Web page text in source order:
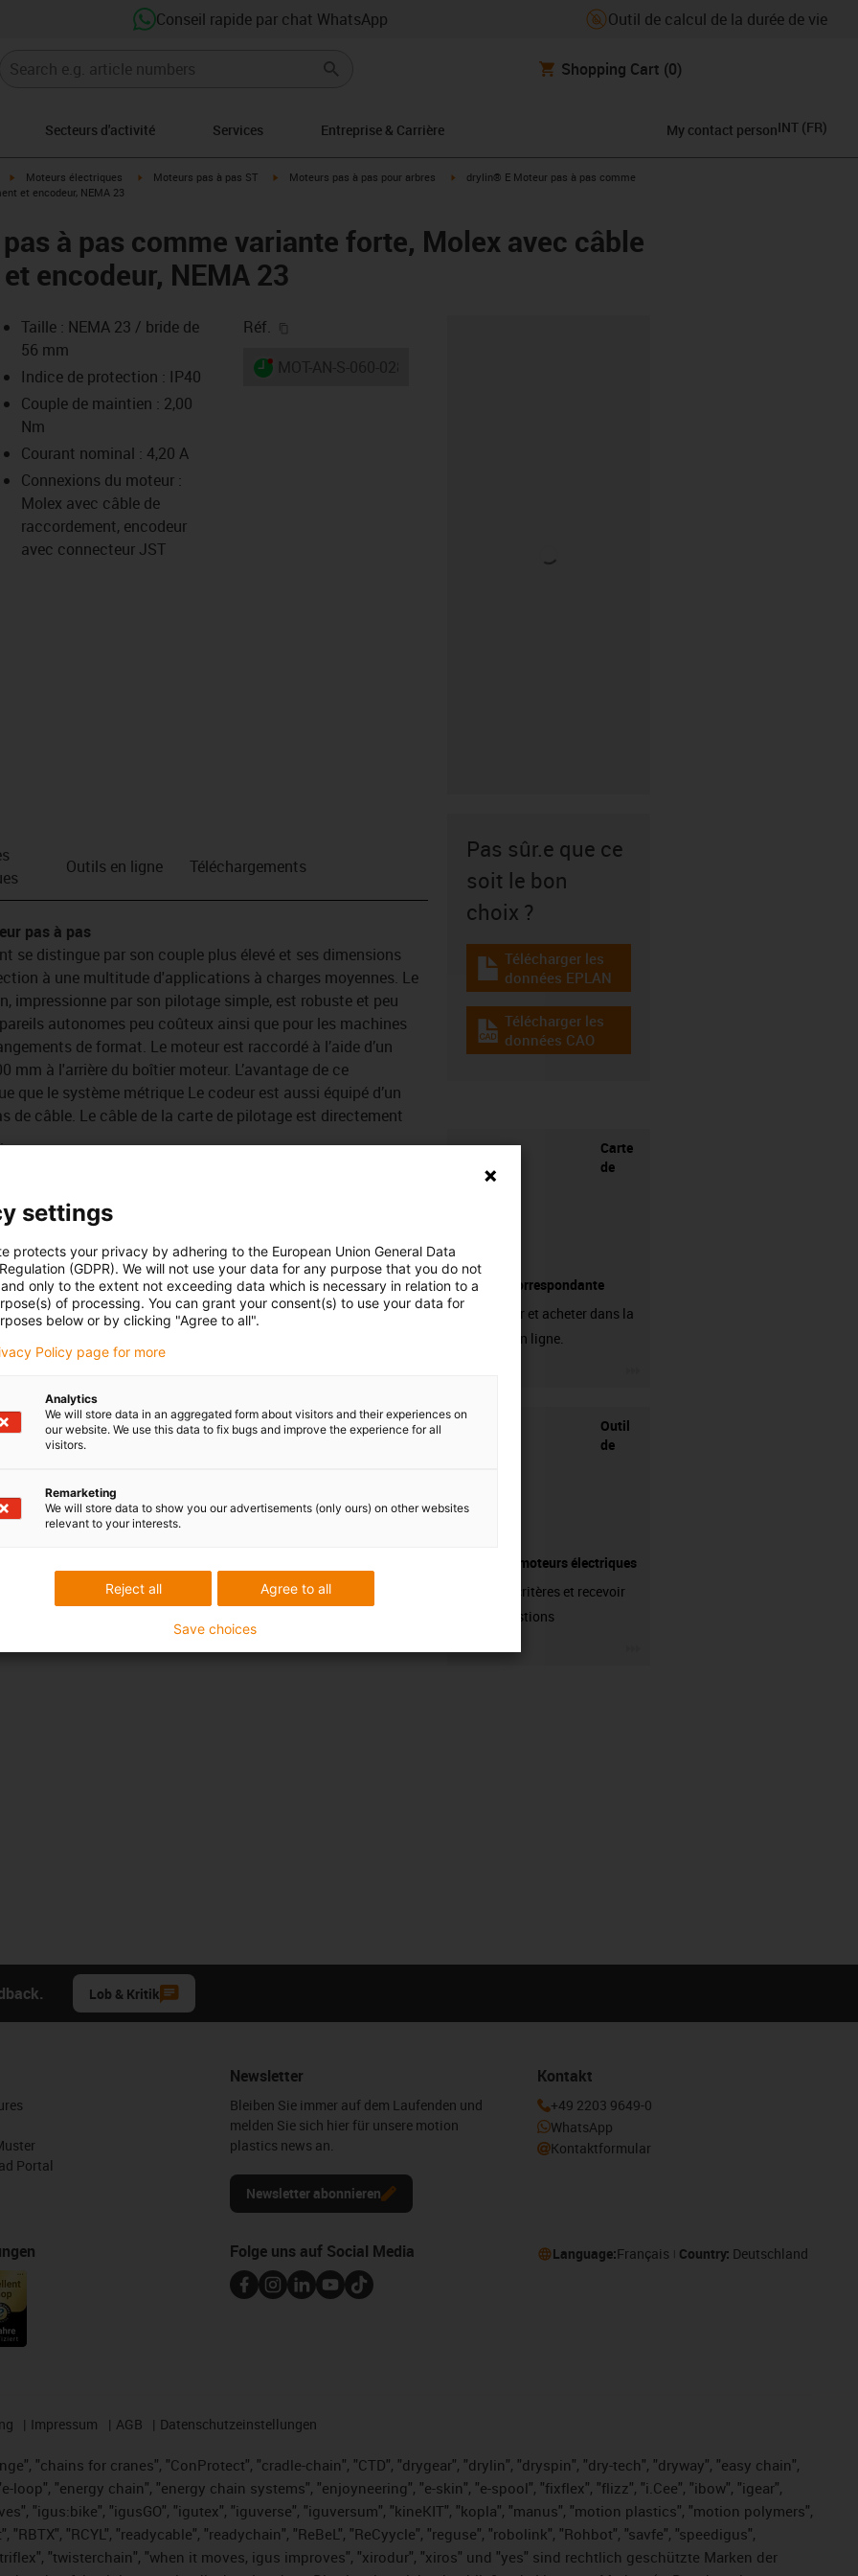
Conseil rapide par chat WhatsApp Outil de calcul de la durée de vie
Shopping Cart (0)
Secteurs d'activité Services Entreprise & Carrière My contact personINT (FR)
igus-icon-arrow-right
Moteurs électriques igus-icon-arrow-right
Moteurs pas à pas ST igus-icon-arrow-right
Moteurs pas à pas pour arbres igus-icon-arrow-right
drylin® E Moteur pas à pas comme
et encodeur, NEMA 23
à pas comme variante forte, Molex avec câble
encodeur, NEMA 23
icon-lupe
icon-lupe
icon-lupe
icon-lupe
icon-arrow-right
Taille : NEMA 23 / bride de
56 mm
Indice de protection : IP40
Couple de maintien : 2,00
Nm
Courant nominal : 4,20 A
Connexions du moteur :
Molex avec câble de
raccordement, encodeur
avec connecteur JST
Réf.
igus-icon-lieferzeit-dot
Outils en ligne Téléchargements
pas à pas
se distingue par son couple plus élevé et ses dimensions
à une multitude d'applications à charges moyennes. Le
impressionne par son pilotage simple, est robuste et peu
autonomes peu coûteux ainsi que pour les machines
de format. Le moteur est raccordé à l’aide d’un
mm à l'arrière du boîtier moteur. L’avantage de ce
que le système métrique Le codeur est aussi équipé d’un
de câble. Le câble de la carte de pilotage est directement
- 4,0Nm) avec codeur rotatif en option (5V 3 canaux / 500
de 0,3m et des connecteurs JST et Molex bon
de longueur M
Pas sûr.e que ce
soit le bon
choix ?
igus-icon-download-plan
Télécharger les
données EPLAN
igus-icon-cad-dateien
Télécharger les
données CAO
Carte
de
pilotage correspondante
A découvrir et acheter dans la
boutique en ligne.
Outil
de
recherche moteurs électriques
Saisir les critères et recevoir
des suggestions
Lob & Kritik
Portal
Newsletter
Bleiben Sie immer auf dem Laufenden und
melden Sie sich hier für unsere motion
plastics news an.
Newsletter abonnieren
Kontakt
+49 2203 9649-0
WhatsApp
Kontaktformular
Folge uns auf Social Media Language:Français Country: Deutschland
Impressum AGB Datenschutzeinstellungen
"chains for cranes", "ConProtect", "cradle-chain", "CTD", "drygear", "drylin", "dryspin", "dry-tech", "dryway", "easy chain",
loop", "energy chain", "energy chain systems", "enjoyneering", "e-skin", "e-spool", "fixflex", "flizz", "i.Cee", "ibow", "igear",
"igus:bike", "igusGO", "igutex", "iguverse", "iguversum", "kineKIT", "kopla", "manus", "motion plastics", "motion polymers",
"RCYL", "readycable", "readychain", "ReBeL", "ReCyycle", "reguse", "robolink", "Rohbot", "savfe", "speedigus",
"twisterchain", "when it moves, igus improves", "xirodur", "xiros" und "yes" sind rechtlich geschützte Marken der
settings
protects your privacy by adhering to the European Union General Data
(GDPR). We will not use your data for any purpose that you do not
only to the extent not exceeding data which is necessary in relation to a
of processing. You can grant your consent(s) to use your data for
below or by clicking "Agree to all".
Policy page for more
Analytics
We will store data in an aggregated form about visitors and their experiences on
our website. We use this data to fix bugs and improve the experience for all
visitors.
Remarketing
We will store data to show you our advertisements (only ours) on other websites
relevant to your interests.
Agree to all
Reject all
Save choices